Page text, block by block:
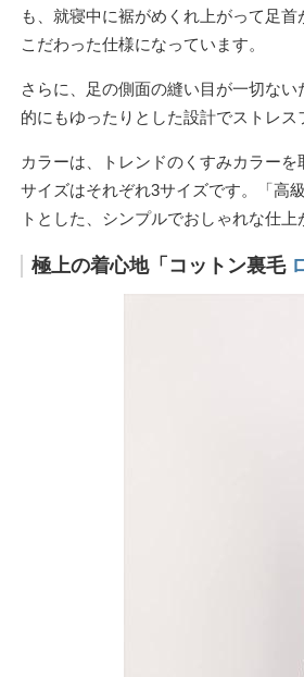
も、就寝中に裾がめくれ上がって足
こだわった仕様になっています。
さらに、足の側面の縫い目が一切な
的にもゆったりとした設計でストレス
カラーは、トレンドのくすみカラー
サイズはそれぞれ3サイズです。「高
トとした、シンプルでおしゃれな仕上
極上の着心地「コットン裏毛